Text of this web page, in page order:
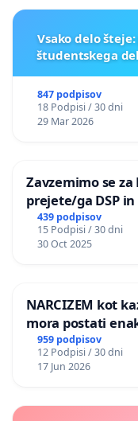
Vsako delo
študentskega
847 podpisov
18 Podpisi / 30 dni
29 Mar 2026
Zavzemimo se
prejete/ga DSP in
439 podpisov
15 Podpisi / 30 dni
30 Oct 2025
NARCIZEM kot
mora postati
nasilje
959 podpisov
12 Podpisi / 30 dni
17 Jun 2026